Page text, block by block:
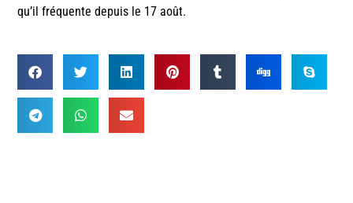
qu’il fréquente depuis le 17 août.